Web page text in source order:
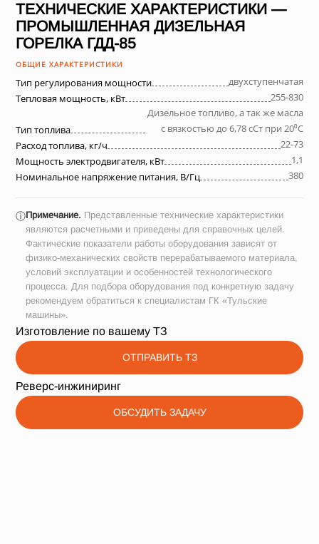
ТЕХНИЧЕСКИЕ ХАРАКТЕРИСТИКИ —
ПРОМЫШЛЕННАЯ ДИЗЕЛЬНАЯ
ГОРЕЛКА ГДД-85
ОБЩИЕ ХАРАКТЕРИСТИКИ
Тип регулирования мощности
двухступенчатая
Тепловая мощность, кВт
255-830
Тип топлива
Дизельное топливо, а так же масла
с вязкостью до 6,78 сСт при 20⁰С
Расход топлива, кг/ч
22-73
Мощность электродвигателя, кВт
1,1
Номинальное напряжение питания, В/Гц
380
ⓘПримечание. Представленные технические характеристики
являются расчетными и приведены для справочных целей.
Фактические показатели работы оборудования зависят от
физико-механических свойств перерабатываемого материала,
условий эксплуатации и особенностей технологического
процесса. Для подбора оборудования под конкретную задачу
рекомендуем обратиться к специалистам ГК «Тульские
машины».
Изготовление по вашему ТЗ
ОТПРАВИТЬ ТЗ
Реверс-инжиниринг
ОБСУДИТЬ ЗАДАЧУ